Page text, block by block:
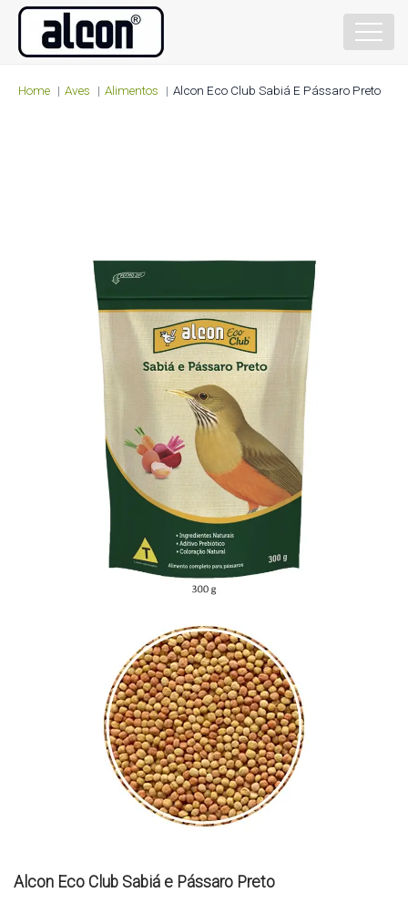
Home Aves Alimentos Alcon Eco Club Sabiá E Pássaro Preto
Alcon Eco Club Sabiá e Pássaro Preto